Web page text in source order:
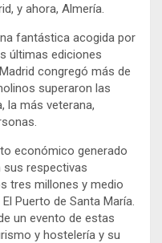
y ahora, Almería.
fantástica acogida por
últimas ediciones
congregó más de
superaron las
la más veterana,
económico generado
respectivas
tres millones y medio
Puerto de Santa María.
un evento de estas
y hostelería y su